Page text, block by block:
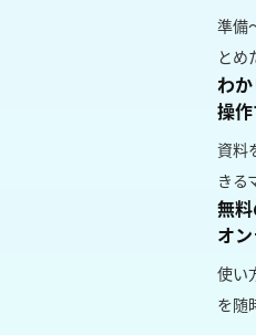
準備
とめ
わ
操
資料
きる
無料
オ
使い
を随